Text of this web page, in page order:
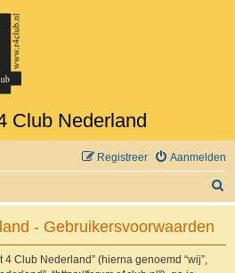
Club Nederland
Aanmelden
Registreer
o
- Gebruikersvoorwaarden
Club Nederland” (hierna genoemd “wij”,